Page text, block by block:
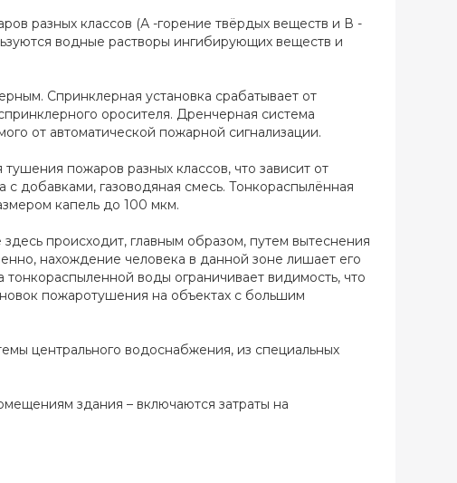
разных классов (А -горение твёрдых веществ и В -
водные растворы ингибирующих веществ и
Спринклерная установка срабатывает от
оросителя. Дренчерная система
от автоматической пожарной сигнализации.
пожаров разных классов, что зависит от
добавками, газоводяная смесь. Тонкораспылённая
капель до 100 мкм.
происходит, главным образом, путем вытеснения
нахождение человека в данной зоне лишает его
воды ограничивает видимость, что
пожаротушения на объектах с большим
центрального водоснабжения, из специальных
здания – включаются затраты на